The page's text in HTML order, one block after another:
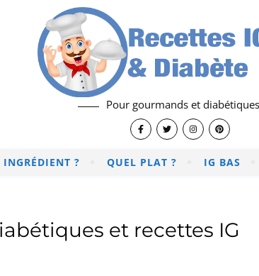
Pour gourmands et diabétiques
INGRÉDIENT ? QUEL PLAT ? IG BAS
et recettes IG